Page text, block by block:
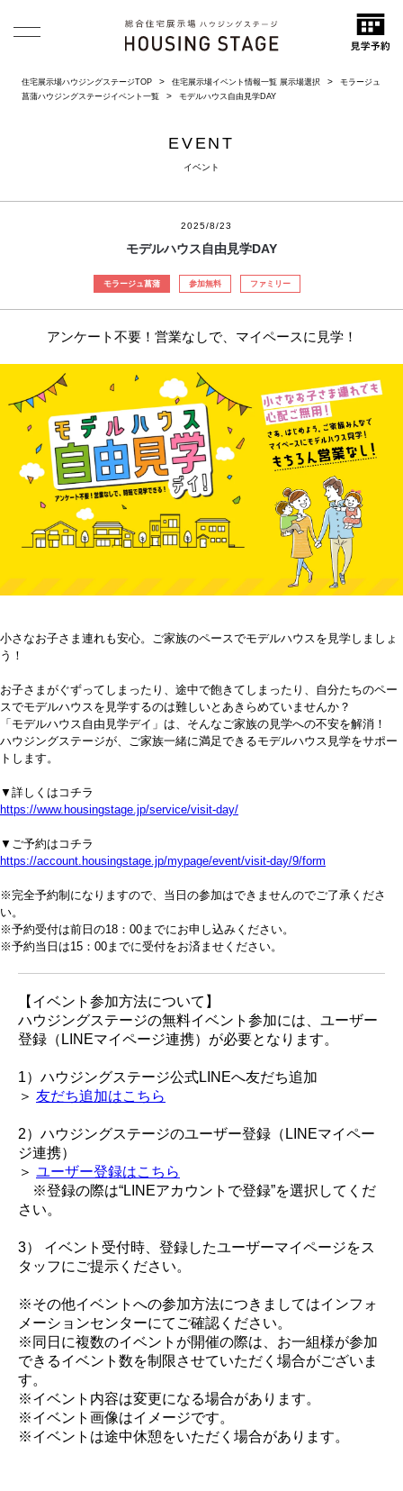
住宅展示場ハウジングステージTOP 住宅展示場イベント情報一覧 展示場選択
モラージュ
菖蒲ハウジングステージイベント一覧
モデルハウス自由見学DAY
EVENT
イベント
2025/8/23
モデルハウス自由見学DAY
モラージュ菖蒲 参加無料 ファミリー
アンケート不要！営業なしで、マイペースに見学！
小さなお子さま連れも安心。ご家族のペースでモデルハウスを見学しましょ
う！
お子さまがぐずってしまったり、途中で飽きてしまったり、自分たちのペー
スでモデルハウスを見学するのは難しいとあきらめていませんか？
「モデルハウス自由見学デイ」は、そんなご家族の見学への不安を解消！
ハウジングステージが、ご家族一緒に満足できるモデルハウス見学をサポー
トします。
▼詳しくはコチラ
https://www.housingstage.jp/service/visit-day/
▼ご予約はコチラ
https://account.housingstage.jp/mypage/event/visit-day/9/form
※完全予約制になりますので、当日の参加はできませんのでご了承くださ
い。
※予約受付は前日の18：00までにお申し込みください。
※予約当日は15：00までに受付をお済ませください。
【イベント参加方法について】
ハウジングステージの無料イベント参加には、ユーザー
登録（LINEマイページ連携）が必要となります。
1）ハウジングステージ公式LINEへ友だち追加
＞ 友だち追加はこちら
2）ハウジングステージのユーザー登録（LINEマイペー
ジ連携）
＞ ユーザー登録はこちら
※登録の際は“LINEアカウントで登録”を選択してくだ
さい。
3） イベント受付時、登録したユーザーマイページをス
タッフにご提示ください。
※その他イベントへの参加方法につきましてはインフォ
メーションセンターにてご確認ください。
※同日に複数のイベントが開催の際は、お一組様が参加
できるイベント数を制限させていただく場合がございま
す。
※イベント内容は変更になる場合があります。
※イベント画像はイメージです。
※イベントは途中休憩をいただく場合があります。